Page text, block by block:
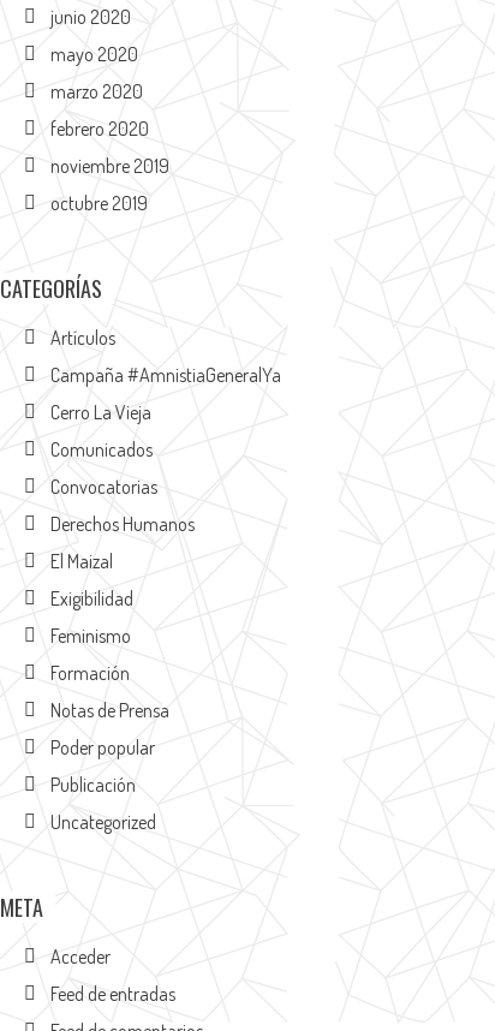
junio 2020
mayo 2020
marzo 2020
febrero 2020
noviembre 2019
octubre 2019
CATEGORÍAS
Artículos
Campaña #AmnistiaGeneralYa
Cerro La Vieja
Comunicados
Convocatorias
Derechos Humanos
El Maizal
Exigibilidad
Feminismo
Formación
Notas de Prensa
Poder popular
Publicación
Uncategorized
META
Acceder
Feed de entradas